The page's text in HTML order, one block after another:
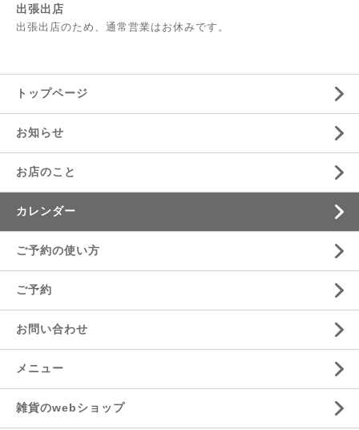
出張出店
出張出店のため、通常営業はお休みです。
トップページ
お知らせ
お店のこと
カレンダー
ご予約の使い方
ご予約
お問い合わせ
メニュー
雑貨のwebショップ